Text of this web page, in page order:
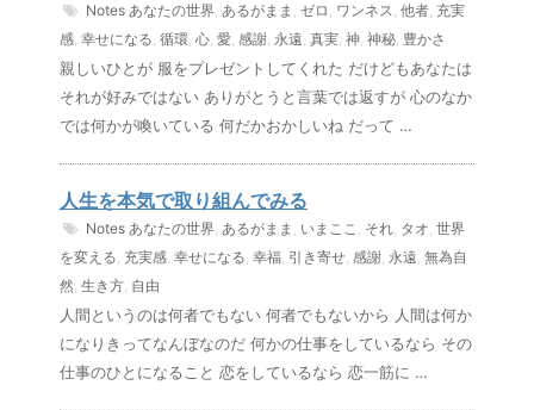
Notes あなたの世界, あるがまま , ゼロ , ワンネス, 他者, 充実
感, 幸せになる, 循環, 心, 愛, 感謝, 永遠, 真実, 神, 神秘, 豊かさ
親しいひとが 服をプレゼントしてくれた だけどもあなたは
それが好みではない ありがとうと言葉では返すが 心のなか
では何かが喚いている 何だかおかしいね だって …
人生を本気で取り組んでみる
Notes あなたの世界, あるがまま , いまここ , それ, タオ, 世界
を変える, 充実感, 幸せになる, 幸福, 引き寄せ, 感謝, 永遠, 無為自
然, 生き方, 自由
人間というのは何者でもない 何者でもないから 人間は何か
になりきってなんぼなのだ 何かの仕事をしているなら その
仕事のひとになること 恋をしているなら 恋一筋に …